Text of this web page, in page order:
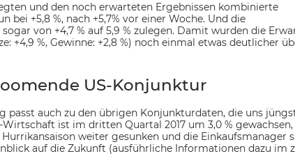
und den noch erwarteten Ergebnissen kombinierte
bei +5,8 %, nach +5,7% vor einer Woche. Und die
von +4,7 % auf 5,9 % zulegen. Damit wurden die
+4,9 %, Gewinne: +2,8 %) noch einmal etwas deutlicher
US-Konjunktur
passt auch zu den übrigen Konjunkturdaten, die uns
ist im dritten Quartal 2017 um 3,0 % gewachsen,
weiter gesunken und die Einkaufsmanager
auf die Zukunft (ausführliche Informationen dazu im